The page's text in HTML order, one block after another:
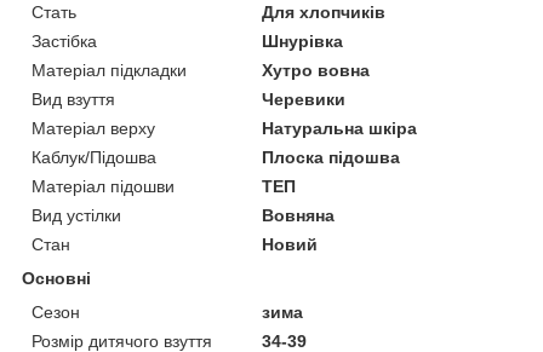
Стать
Для хлопчиків
Застібка
Шнурівка
Матеріал підкладки
Хутро вовна
Вид взуття
Черевики
Матеріал верху
Натуральна шкіра
Каблук/Підошва
Плоска підошва
Матеріал підошви
ТЕП
Вид устілки
Вовняна
Стан
Новий
Основні
Сезон
зима
Розмір дитячого взуття
34-39